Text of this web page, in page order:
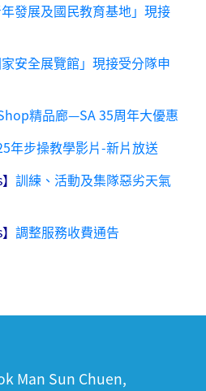
年發展及國民教育基地」現接
家安全展覽館」現接受分隊申
精品廊—SA 35周年大優惠
年步操教學影片-新片放送
訓練、活動及集隊惡劣天氣
調整服務收費通告
Man Sun Chuen,